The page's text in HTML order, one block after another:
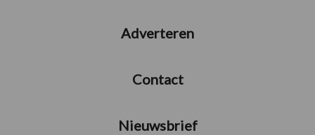
Adverteren
Contact
Nieuwsbrief